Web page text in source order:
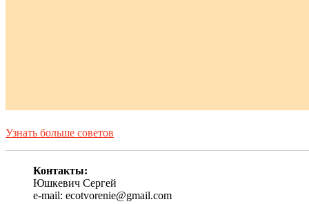
Узнать больше советов
Контакты:
Юшкевич Сергей
e-mail: ecotvorenie@gmail.com